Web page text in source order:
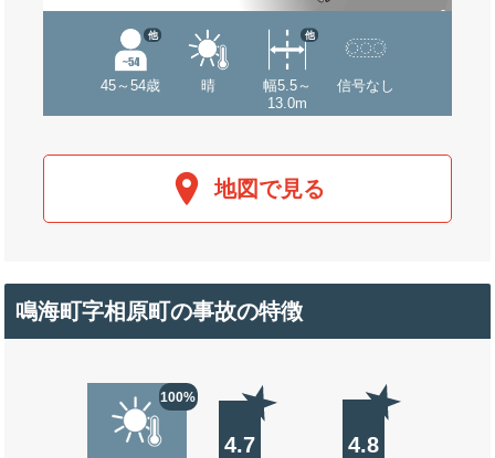
45～54歳
他
晴
幅5.5～
13.0m
他
信号なし
地図で見る
鳴海町字相原町の事故の特徴
100%
4.7 4.8